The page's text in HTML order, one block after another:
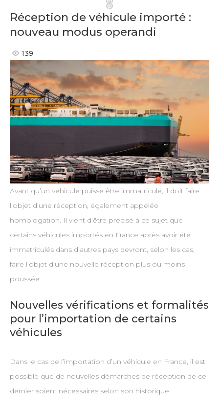
Pinterest
Réception de véhicule importé :
nouveau modus operandi
139
Avant qu’un véhicule puisse être immatriculé, il doit faire
l’objet d’une réception, également appelée
homologation. Il vient d’être précisé à ce sujet que
certains véhicules importés en France après avoir été
immatriculés dans d’autres pays devront, selon les cas,
faire l’objet d’une nouvelle réception plus ou moins
poussée…
Nouvelles vérifications et formalités
pour l’importation de certains
véhicules
Dans le cas de l’importation d’un véhicule en France, il est
possible que de nouvelles démarches de réception de ce
dernier soient nécessaires selon son historique.